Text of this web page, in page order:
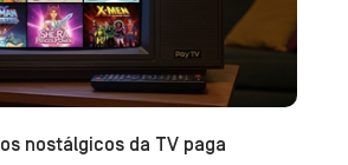
nostálgicos da TV paga